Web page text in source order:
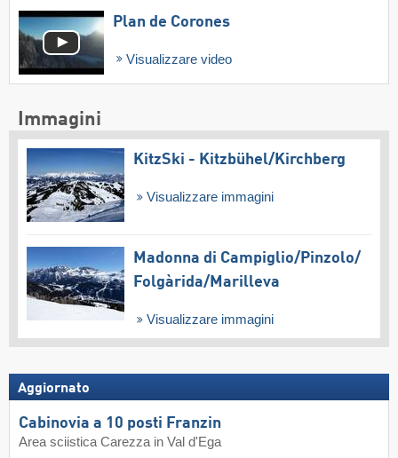
Plan de Corones
Visualizzare video
Immagini
KitzSki - Kitzbühel/​Kirchberg
Visualizzare immagini
Madonna di Campiglio/​Pinzolo/​
Folgàrida/​Marilleva
Visualizzare immagini
Aggiornato
Cabinovia a 10 posti Franzin
Area sciistica Carezza in Val d'Ega